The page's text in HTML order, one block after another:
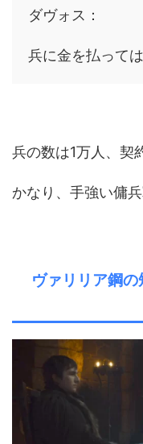
ダヴォス：
兵に金を払って
兵の数は1万人、契
かなり、手強い傭
ヴァリリア鋼